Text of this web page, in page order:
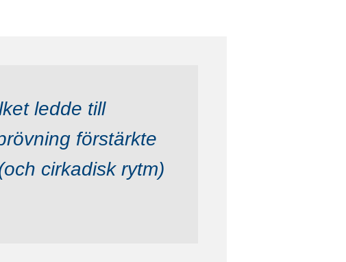
ledde till
förstärkte
cirkadisk rytm)